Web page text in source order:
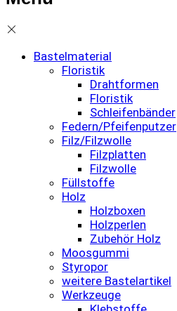
Bastelmaterial
Floristik
Drahtformen
Floristik
Schleifenbänder
Federn/Pfeifenputzer
Filz/Filzwolle
Filzplatten
Filzwolle
Füllstoffe
Holz
Holzboxen
Holzperlen
Zubehör Holz
Moosgummi
Styropor
weitere Bastelartikel
Werkzeuge